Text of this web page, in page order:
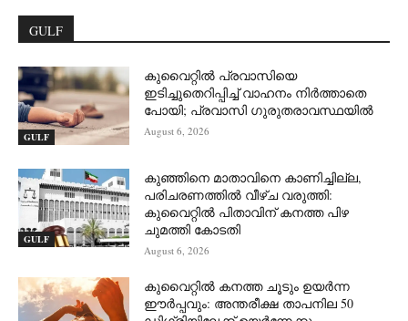
GULF
GULF
കുവൈറ്റിൽ പ്രവാസിയെ
ഇടിച്ചുതെറിപ്പിച്ച് വാഹനം നിർത്താതെ
പോയി; പ്രവാസി ഗുരുതരാവസ്ഥയിൽ
August 6, 2026
GULF
കുഞ്ഞിനെ മാതാവിനെ കാണിച്ചില്ല,
പരിചരണത്തിൽ വീഴ്ച വരുത്തി:
കുവൈറ്റിൽ പിതാവിന് കനത്ത പിഴ
ചുമത്തി കോടതി
August 6, 2026
കുവൈറ്റിൽ കനത്ത ചൂടും ഉയർന്ന
ഈർപ്പവും: അന്തരീക്ഷ താപനില 50